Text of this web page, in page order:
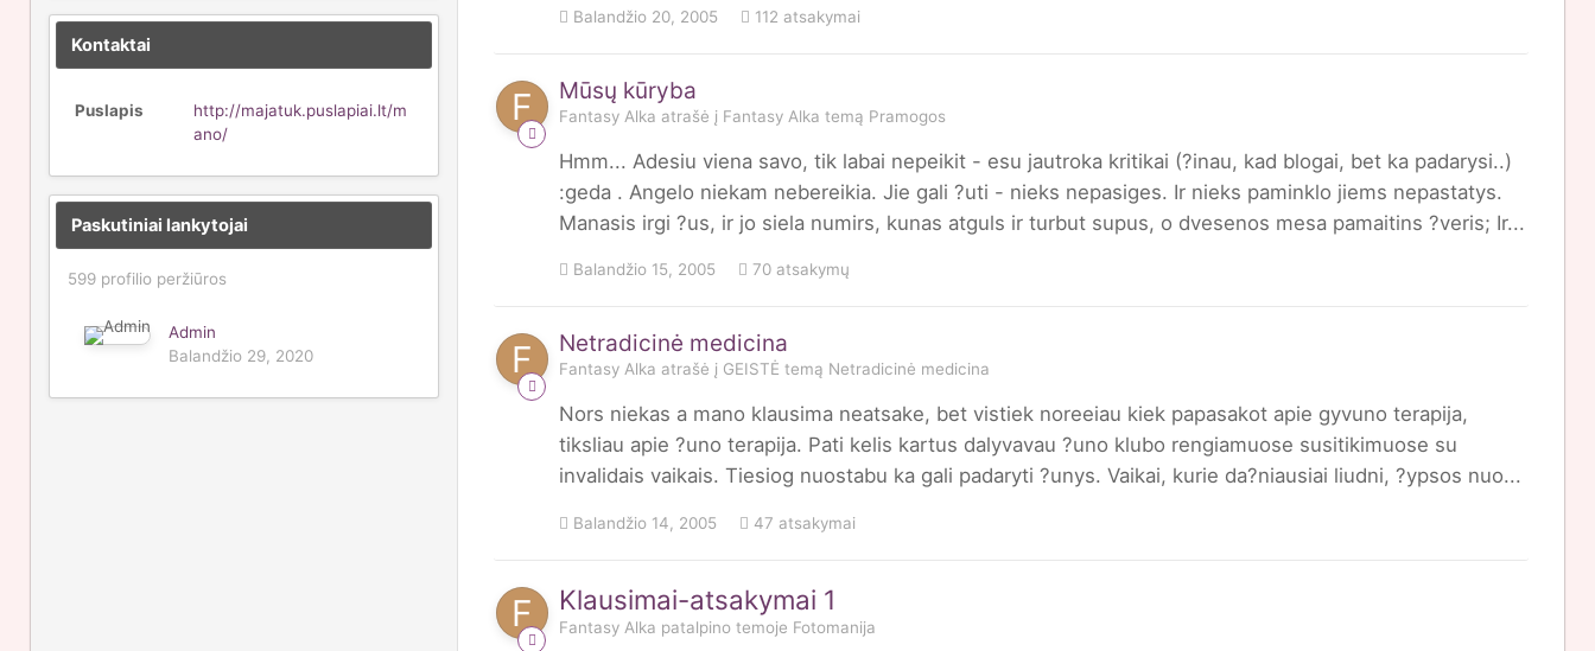
Kontaktai
Puslapis
http://majatuk.puslapiai.lt/m
ano/
Paskutiniai lankytojai
599 profilio peržiūros
Admin
Balandžio 29, 2020
Balandžio 20, 2005 112 atsakymai
Mūsų kūryba
Fantasy Alka atrašė į Fantasy Alka temą Pramogos
Hmm... Adesiu viena savo, tik labai nepeikit - esu jautroka kritikai (?inau, kad blogai, bet ka padarysi..)
:geda . Angelo niekam nebereikia. Jie gali ?uti - nieks nepasiges. Ir nieks paminklo jiems nepastatys.
Manasis irgi ?us, ir jo siela numirs, kunas atguls ir turbut supus, o dvesenos mesa pamaitins ?veris; Ir...
Balandžio 15, 2005 70 atsakymų
Netradicinė medicina
Fantasy Alka atrašė į GEISTĖ temą Netradicinė medicina
Nors niekas a mano klausima neatsake, bet vistiek noreeiau kiek papasakot apie gyvuno terapija,
tiksliau apie ?uno terapija. Pati kelis kartus dalyvavau ?uno klubo rengiamuose susitikimuose su
invalidais vaikais. Tiesiog nuostabu ka gali padaryti ?unys. Vaikai, kurie da?niausiai liudni, ?ypsos nuo...
Balandžio 14, 2005 47 atsakymai
Klausimai-atsakymai 1
Fantasy Alka patalpino temoje Fotomanija